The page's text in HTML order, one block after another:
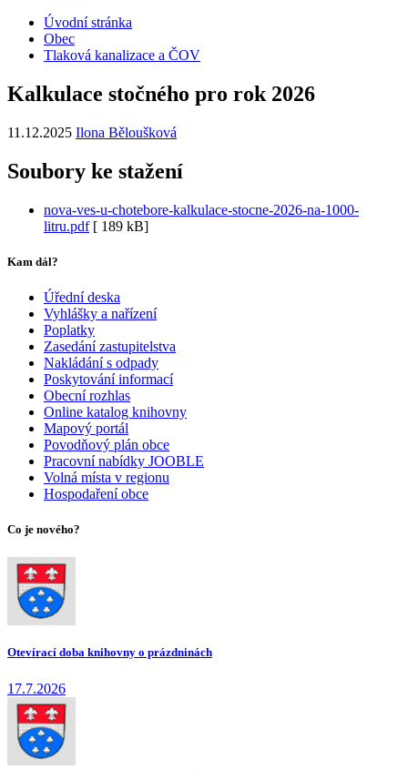
Úvodní stránka
Obec
Tlaková kanalizace a ČOV
Kalkulace stočného pro rok 2026
11.12.2025 Ilona Běloušková
Soubory ke stažení
nova-ves-u-chotebore-kalkulace-stocne-2026-na-1000-
litru.pdf[ 189 kB]
Kam dál?
Úřední deska
Vyhlášky a nařízení
Poplatky
Zasedání zastupitelstva
Nakládání s odpady
Poskytování informací
Obecní rozhlas
Online katalog knihovny
Mapový portál
Povodňový plán obce
Pracovní nabídky JOOBLE
Volná místa v regionu
Hospodaření obce
Co je nového?
Otevírací doba knihovny o prázdninách
17.7.2026